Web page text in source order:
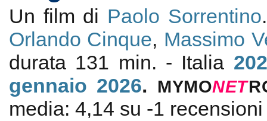
Un film di Paolo Sorrentino
Orlando Cinque, Massimo
durata 131 min. - Italia
gennaio 2026. MYMONET
media: 4,14 su -1